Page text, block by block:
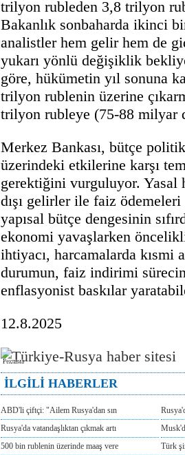
trilyon rubleden 3,8 trilyon
Bakanlık sonbaharda ikinci
analistler hem gelir hem de
yukarı yönlü değişiklik
göre, hükümetin yıl sonuna
trilyon rublenin üzerine
trilyon rubleye (75-88 milyar
Merkez Bankası, bütçe
üzerindeki etkilerine karşı
gerektiğini vurguluyor. Yasal
dışı gelirler ile faiz
yapısal bütçe dengesinin
ekonomi yavaşlarken
ihtiyacı, harcamalarda kısmi
durumun, faiz indirimi
enflasyonist baskılar
12.8.2025
Реклама
İLGİLİ HABERLER
ABD'li çiftçi: "Ailem Rusya'dan sın
Rusya'da vatandaşlıktan çıkmak artı
500 bin rublenin üzerinde maaş vere
Türk